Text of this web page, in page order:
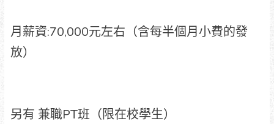
月薪資:70,000元左右（含每半個月小費的發
放）
另有 兼職PT班（限在校學生）